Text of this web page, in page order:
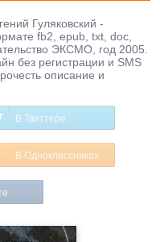
Гуляковский -
fb2, epub, txt, doc,
ЭКСМО, год 2005.
без регистрации и SMS
описание и
В Твиттере
В Одноклассниках